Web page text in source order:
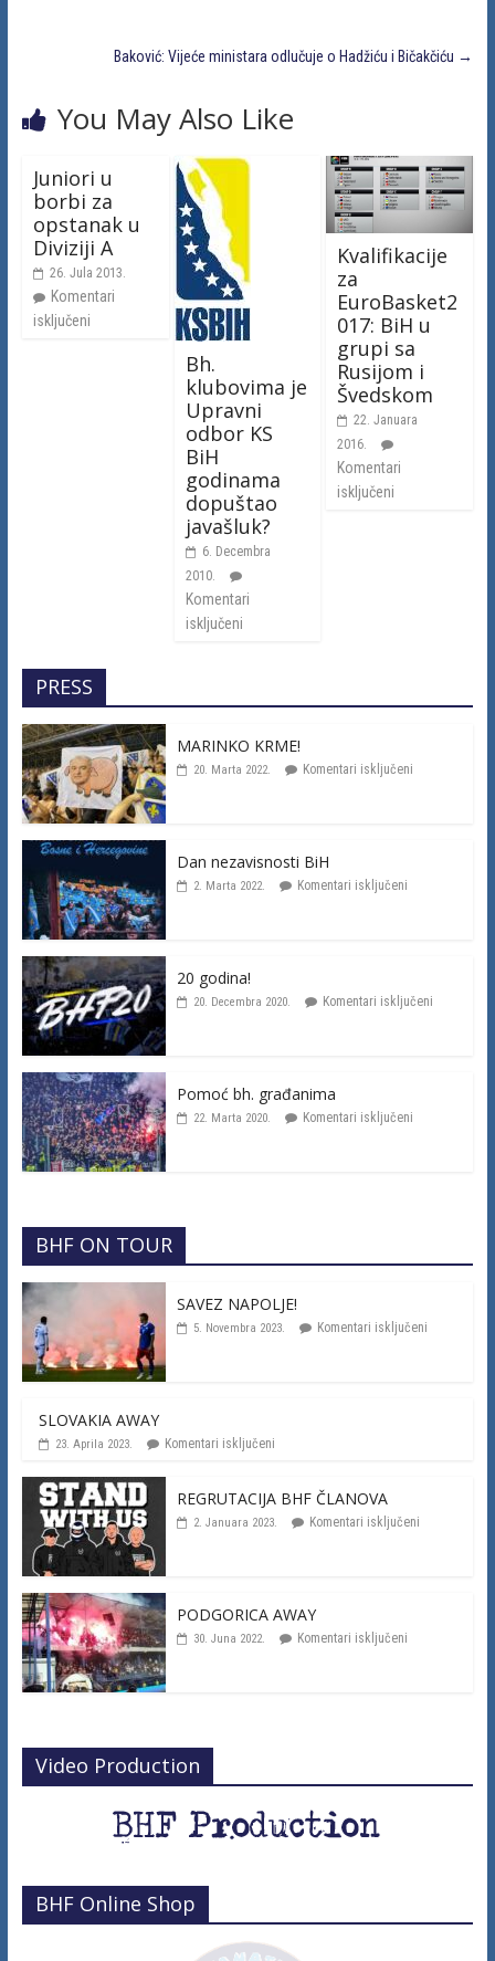
Baković: Vijeće ministara odlučuje o Hadžiću i Bičakčiću →
You May Also Like
Juniori u
borbi za
opstanak u
Diviziji A
26. Jula 2013.
Komentari
isključeni
Bh.
klubovima je
Upravni
odbor KS
BiH
godinama
dopuštao
javašluk?
6. Decembra
2010.
Komentari
isključeni
Kvalifikacije
za
EuroBasket2
017: BiH u
grupi sa
Rusijom i
Švedskom
22. Januara
2016.
Komentari
isključeni
PRESS
MARINKO KRME!
20. Marta 2022. Komentari isključeni
Dan nezavisnosti BiH
2. Marta 2022. Komentari isključeni
20 godina!
20. Decembra 2020. Komentari isključeni
Pomoć bh. građanima
22. Marta 2020. Komentari isključeni
BHF ON TOUR
SAVEZ NAPOLJE!
5. Novembra 2023. Komentari isključeni
SLOVAKIA AWAY
23. Aprila 2023. Komentari isključeni
REGRUTACIJA BHF ČLANOVA
2. Januara 2023. Komentari isključeni
PODGORICA AWAY
30. Juna 2022. Komentari isključeni
Video Production
BHF Online Shop